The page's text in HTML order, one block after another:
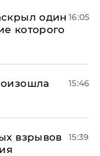
один
которого
16:05
15:46
взрывов
15:39